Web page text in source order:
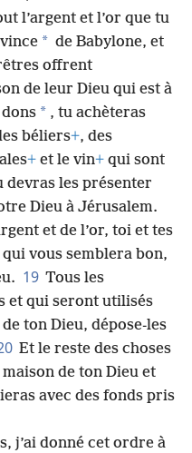
l’argent et l’or que tu
* de Babylone, et
offrent
de leur Dieu qui est à
* , tu achèteras
béliers+, des
+ et le vin+ qui sont
devras les présenter
Dieu à Jérusalem.
et de l’or, toi et tes
vous semblera bon,
19 Tous les
et qui seront utilisés
ton Dieu, dépose-les
Et le reste des choses
de ton Dieu et
avec des fonds pris
j’ai donné cet ordre à